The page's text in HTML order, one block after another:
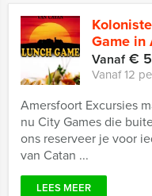
Game in
Vanaf€
Vanaf 12
Amersfoort Excursies
nu City Games die
ons reserveer je voor
van Catan ...
LEES MEER